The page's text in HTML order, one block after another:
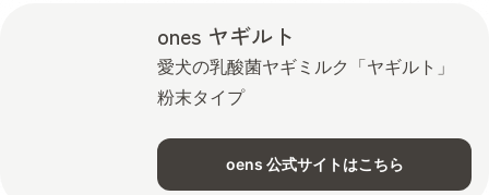
ones ヤギルト
愛犬の乳酸菌ヤギミルク「ヤギルト」
粉末タイプ
oens 公式サイトはこちら